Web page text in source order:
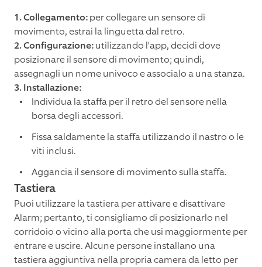
1. Collegamento:per collegare un sensore di
movimento, estrai la linguetta dal retro.
2. Configurazione:utilizzando l'app, decidi dove
posizionare il sensore di movimento; quindi,
assegnagli un nome univoco e associalo a una stanza.
3. Installazione:
Individua la staffa per il retro del sensore nella
borsa degli accessori.
Fissa saldamente la staffa utilizzando il nastro o le
viti inclusi.
Aggancia il sensore di movimento sulla staffa.
Tastiera
Puoi utilizzare la tastiera per attivare e disattivare
Alarm; pertanto, ti consigliamo di posizionarlo nel
corridoio o vicino alla porta che usi maggiormente per
entrare e uscire. Alcune persone installano una
tastiera aggiuntiva nella propria camera da letto per